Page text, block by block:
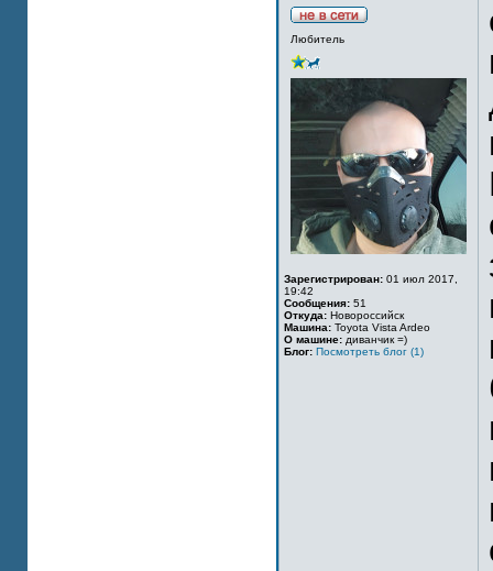
Любитель
Зарегистрирован: 01 июл 2017,
19:42
Сообщения: 51
Откуда: Новороссийск
Машина: Toyota Vista Ardeo
О машине: диванчик =)
Блог: Посмотреть блог (1)